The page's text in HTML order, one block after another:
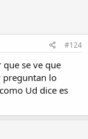
#124
se ve que
preguntan lo
Ud dice es